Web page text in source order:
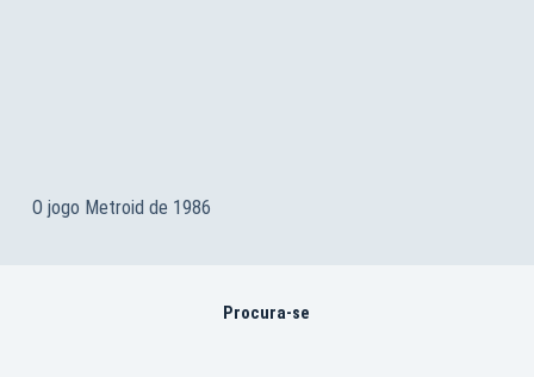
O jogo Metroid de 1986
Procura-se